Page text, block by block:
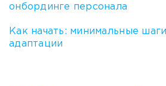
онбординге персонала
Как начать: минимальные
адаптации